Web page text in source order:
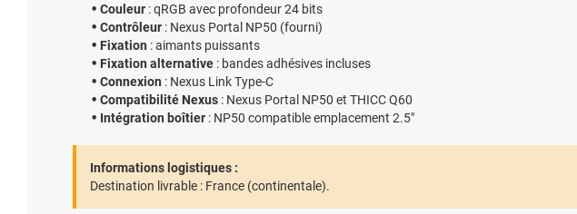
Couleur : qRGB avec profondeur 24 bits
Contrôleur : Nexus Portal NP50 (fourni)
Fixation : aimants puissants
Fixation alternative : bandes adhésives incluses
Connexion : Nexus Link Type-C
Compatibilité Nexus : Nexus Portal NP50 et THICC Q60
Intégration boîtier : NP50 compatible emplacement 2.5"
Informations logistiques :
Destination livrable : France (continentale).